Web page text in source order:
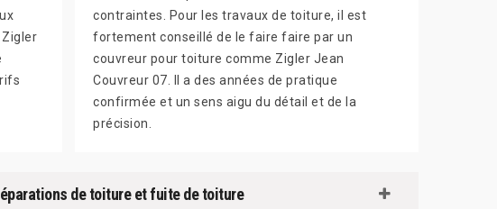
contraintes. Pour les travaux de toiture, il est
fortement conseillé de le faire faire par un
couvreur pour toiture comme Zigler Jean
Couvreur 07. Il a des années de pratique
confirmée et un sens aigu du détail et de la
précision.
de toiture et fuite de toiture